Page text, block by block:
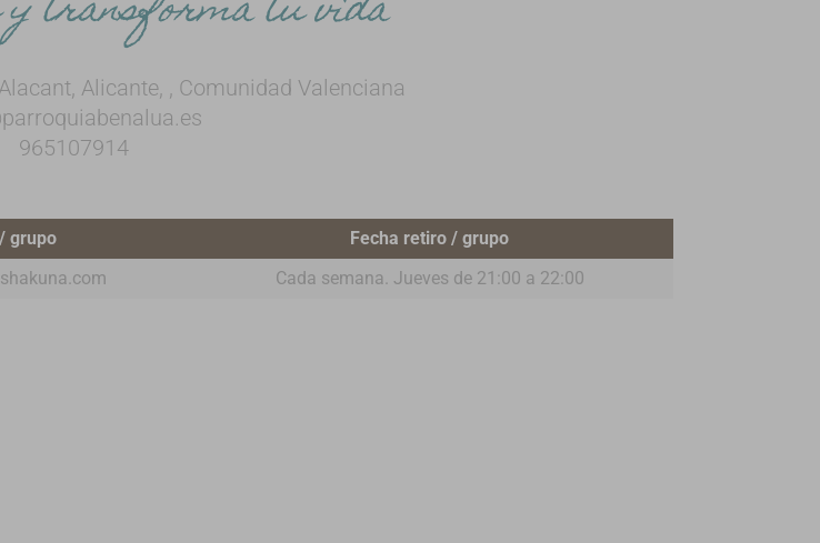
Alicante, , Comunidad Valenciana
965107914
grupo
Fecha retiro / grupo
Cada semana. Jueves de 21:00 a 22:00